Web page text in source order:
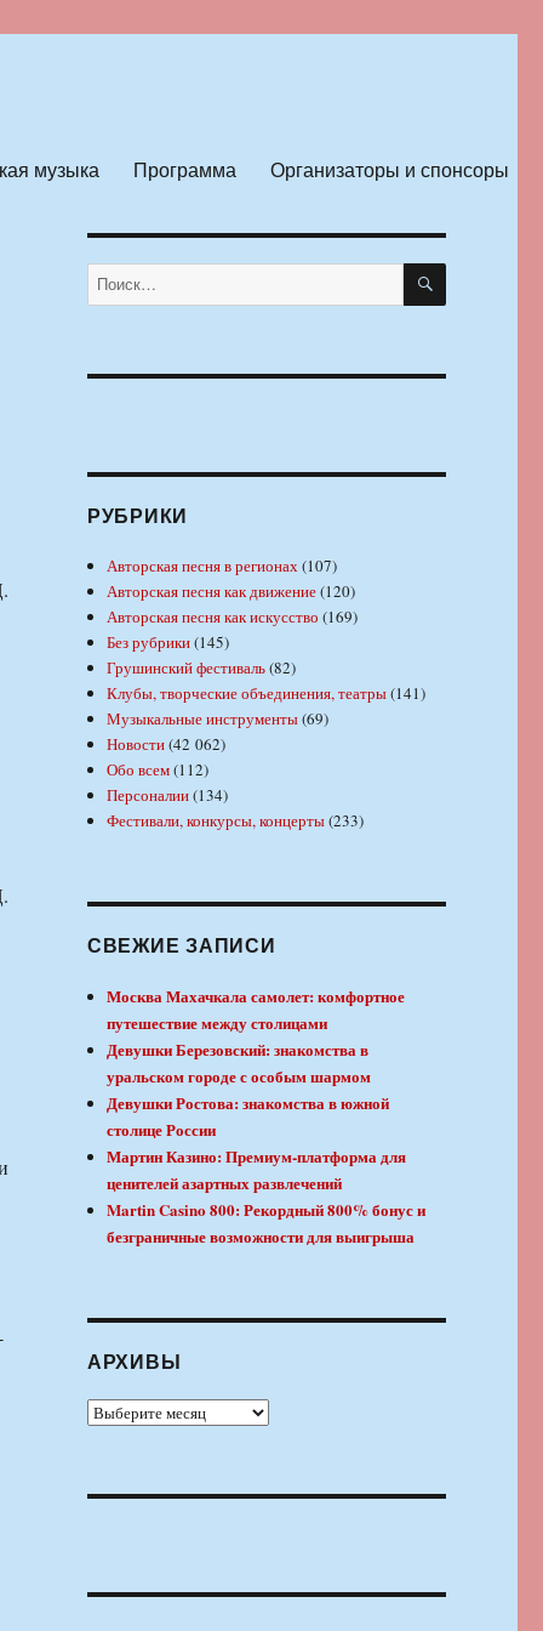
музыка Программа Организаторы и спонсоры
Искать: ПОИСК
РУБРИКИ
Авторская песня в регионах(107)
Авторская песня как движение(120)
Авторская песня как искусство (169)
Без рубрики(145)
Грушинский фестиваль(82)
Клубы, творческие объединения, театры(141)
Музыкальные инструменты(69)
Новости(42 062)
Обо всем(112)
Персоналии(134)
Фестивали, конкурсы, концерты(233)
СВЕЖИЕ ЗАПИСИ
Москва Махачкала самолет: комфортное
путешествие между столицами
Девушки Березовский: знакомства в
уральском городе с особым шармом
Девушки Ростова: знакомства в южной
столице России
Мартин Казино: Премиум-платформа для
ценителей азартных развлечений
Martin Casino 800: Рекордный 800% бонус и
безграничные возможности для выигрыша
АРХИВЫ
Архивы